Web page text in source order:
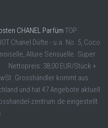
CHANEL Parfüm TOP
Chanel Düfte - u.a. No. 5, Coco
Allure Sensuelle. Super
Nettopreis: 38,00 EUR/Stück +
Grosshändler kommt aus
und hat 47 Angebote aktuell
zentrum.de eingestellt.